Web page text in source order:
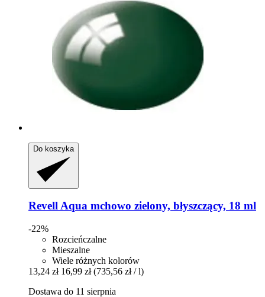
Do koszyka
RevellAqua mchowo zielony, błyszczący, 18 ml
-22%
Rozcieńczalne
Mieszalne
Wiele różnych kolorów
13,24 zł 16,99 zł (735,56 zł / l)
Dostawa do 11 sierpnia